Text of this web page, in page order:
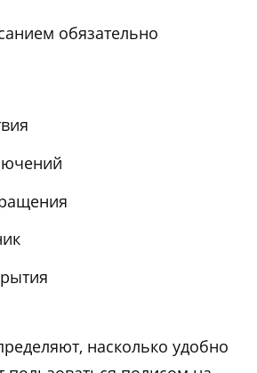
обязательно
насколько удобно